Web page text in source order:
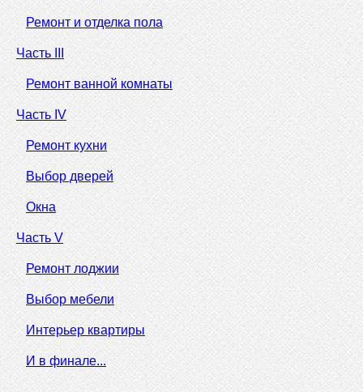
Ремонт и отделка пола
Часть III
Ремонт ванной комнаты
Часть IV
Ремонт кухни
Выбор дверей
Окна
Часть V
Ремонт лоджии
Выбор мебели
Интерьер квартиры
И в финале...